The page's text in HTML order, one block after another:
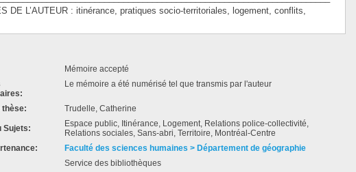
DE L’AUTEUR : itinérance, pratiques socio-territoriales, logement, conflits,
Mémoire accepté
Le mémoire a été numérisé tel que transmis par l'auteur
thèse: Trudelle, Catherine
Sujets:
Espace public, Itinérance, Logement, Relations police-collectivité,
Relations sociales, Sans-abri, Territoire, Montréal-Centre
Faculté des sciences humaines > Département de géographie
Service des bibliothèques